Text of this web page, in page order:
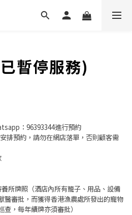
暫停服務)
： 96393344進行預約
排預約，請勿在網店落單，否則顧客需
所牌照（酒店內所有籠子、用品、設備
醫審批，而獲得香港漁農處所發出的寵物
，每年續牌亦須審批）